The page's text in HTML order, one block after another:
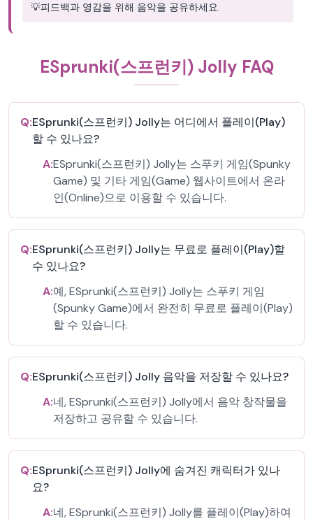
💡피드백과 영감을 위해 음악을 공유하세요.
ESprunki(스프런키) Jolly FAQ
Q:ESprunki(스프런키) Jolly는 어디에서 플레이(Play)
할 수 있나요?
A:ESprunki(스프런키) Jolly는 스푸키 게임(Spunky
Game) 및 기타 게임(Game) 웹사이트에서 온라
인(Online)으로 이용할 수 있습니다.
Q:ESprunki(스프런키) Jolly는 무료로 플레이(Play)할
수 있나요?
A:예, ESprunki(스프런키) Jolly는 스푸키 게임
(Spunky Game)에서 완전히 무료로 플레이(Play)
할 수 있습니다.
Q:ESprunki(스프런키) Jolly 음악을 저장할 수 있나요?
A:네, ESprunki(스프런키) Jolly에서 음악 창작물을
저장하고 공유할 수 있습니다.
Q:ESprunki(스프런키) Jolly에 숨겨진 캐릭터가 있나
요?
A:네, ESprunki(스프런키) Jolly를 플레이(Play)하여